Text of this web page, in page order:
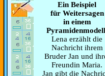
Ein Beispiel
für Weitersagen
in einem
Lena erzählt die
Nachricht ihrem
Bruder Jan und
Freundin Maria.
Jan gibt die